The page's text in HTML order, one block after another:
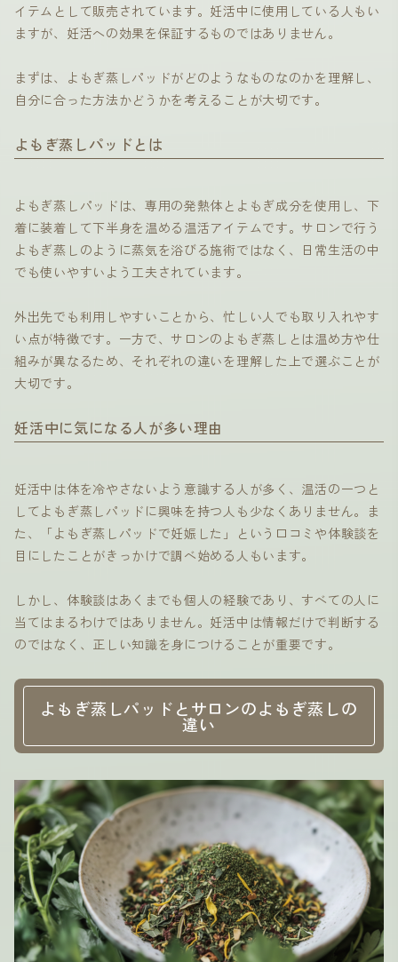
イテムとして販売されています。妊活中に使用している人もい
ますが、妊活への効果を保証するものではありません。
まずは、よもぎ蒸しパッドがどのようなものなのかを理解し、
自分に合った方法かどうかを考えることが大切です。
よもぎ蒸しパッドとは
よもぎ蒸しパッドは、専用の発熱体とよもぎ成分を使用し、下
着に装着して下半身を温める温活アイテムです。サロンで行う
よもぎ蒸しのように蒸気を浴びる施術ではなく、日常生活の中
でも使いやすいよう工夫されています。
外出先でも利用しやすいことから、忙しい人でも取り入れやす
い点が特徴です。一方で、サロンのよもぎ蒸しとは温め方や仕
組みが異なるため、それぞれの違いを理解した上で選ぶことが
大切です。
妊活中に気になる人が多い理由
妊活中は体を冷やさないよう意識する人が多く、温活の一つと
してよもぎ蒸しパッドに興味を持つ人も少なくありません。ま
た、「よもぎ蒸しパッドで妊娠した」という口コミや体験談を
目にしたことがきっかけで調べ始める人もいます。
しかし、体験談はあくまでも個人の経験であり、すべての人に
当てはまるわけではありません。妊活中は情報だけで判断する
のではなく、正しい知識を身につけることが重要です。
よもぎ蒸しパッドとサロンのよもぎ蒸しの
違い